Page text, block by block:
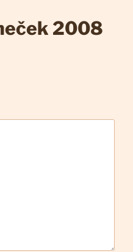
2008